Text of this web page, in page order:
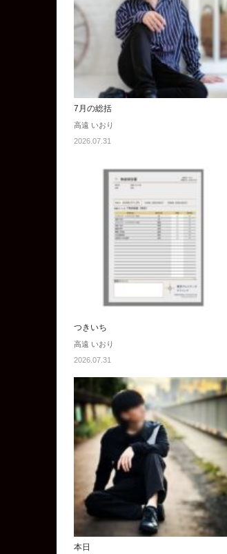
7月の総括
高遠 いおり
2026.07.31
つきいち
高遠 いおり
2026.07.31
本日